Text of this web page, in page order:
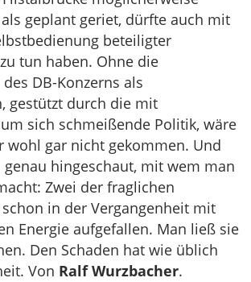
geplant geriet, dürfte auch mit
beteiligter
tun haben. Ohne die
DB-Konzerns als
gestützt durch die mit
sich schmeißende Politik, wäre
wohl gar nicht gekommen. Und
hingeschaut, mit wem man
Zwei der fraglichen
in der Vergangenheit mit
Energie aufgefallen. Man ließ sie
Den Schaden hat wie üblich
Von Ralf Wurzbacher.